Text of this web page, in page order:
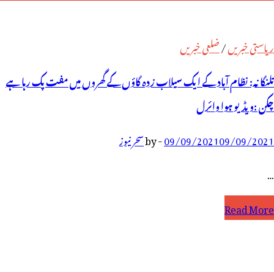
ریاستی خبریں/ضلعی خبریں
تلنگانہ: نظام آباد کے ایک سیلاب زدہ گاؤں کے گھروں میں مفت پک رہا ہے
چکن :ویڈیو ہوا وائرل
09/09/202109/09/2021
-
byسحر نیوز
…
تلنگانہ:
Read More